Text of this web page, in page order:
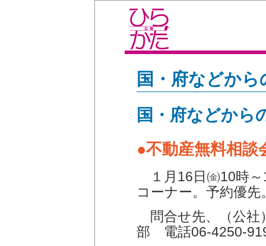
国・府などか
国・府などから
●不動産無料相談
１月16日㈮10時～
コーナー。予約優先
問合せ先、（公社
部 電話06-4250-